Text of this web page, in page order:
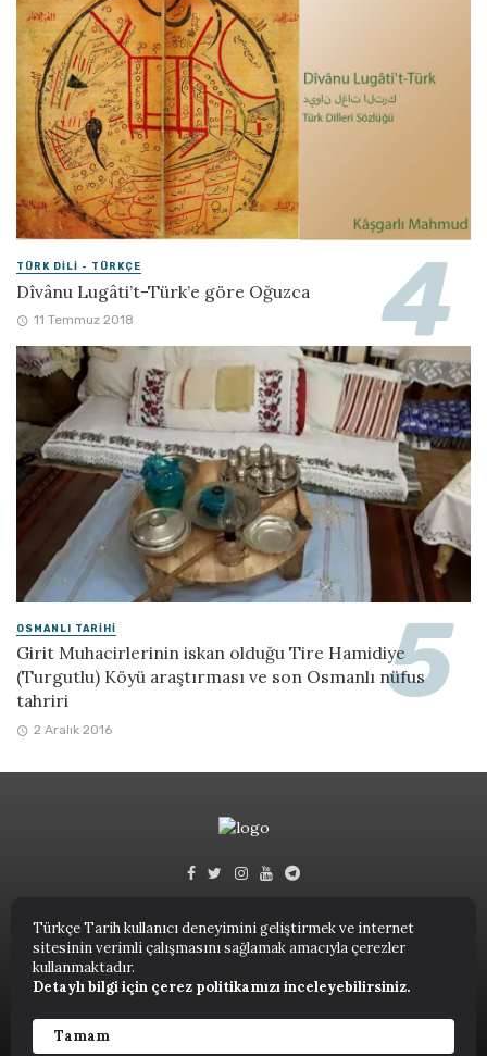
Türkçe Tarih kullanıcı deneyimini geliştirmek ve internet
sitesinin verimli çalışmasını sağlamak amacıyla çerezler
kullanmaktadır.
Detaylı bilgi için çerez politikamızı inceleyebilirsiniz.
Tamam
TÜRK DILI - TÜRKÇE
Dîvânu Lugâti’t-Türk’e göre Oğuzca
11 Temmuz 2018
OSMANLI TARIHI
Girit Muhacirlerinin iskan olduğu Tire Hamidiye
(Turgutlu) Köyü araştırması ve son Osmanlı nüfus
tahriri
2 Aralık 2016
Türkçe Tarih © 2023.
TARIH TERIMLERI SÖZLÜĞÜ